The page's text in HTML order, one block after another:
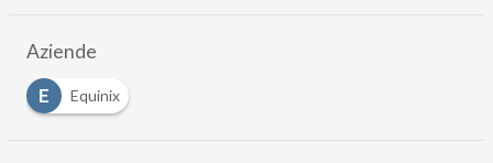
Aziende
E
Equinix